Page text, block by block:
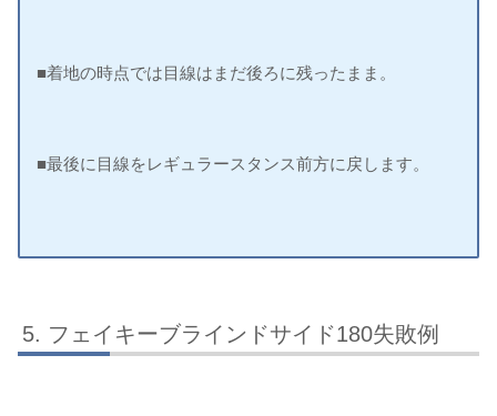
■着地の時点では目線はまだ後ろに残ったまま。
■最後に目線をレギュラースタンス前方に戻します。
フェイキーブラインドサイド180失敗例